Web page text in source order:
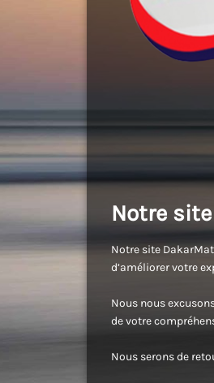
Notre
Notre site
d’améliorer votre
Nous nous
de votre
Nous serons de